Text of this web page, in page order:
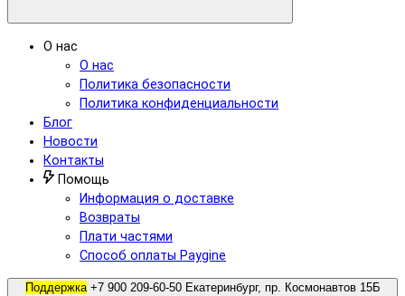
О нас
О нас
Политика безопасности
Политика конфиденциальности
Блог
Новости
Контакты
Помощь
Информация о доставке
Возвраты
Плати частями
Способ оплаты Paygine
Поддержка